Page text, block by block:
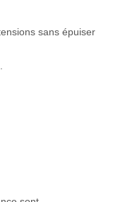
sans épuiser